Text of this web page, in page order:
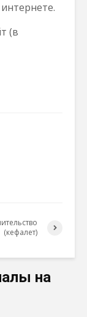
(в
(кефалет)
на